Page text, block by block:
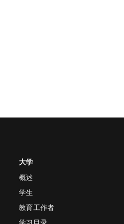
大学
概述
学生
教育工作者